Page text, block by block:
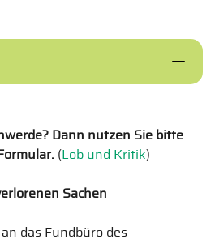
Dann nutzen Sie bitte
( Lob und Kritik)
Sachen
das Fundbüro des